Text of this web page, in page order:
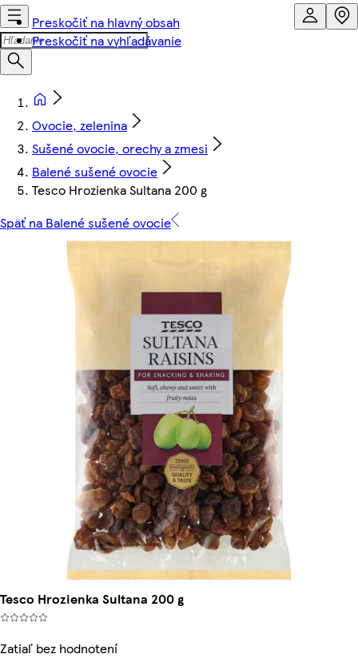
Preskočiť na hlavný obsah
Preskočiť na vyhľadávanie
Ovocie, zelenina
Sušené ovocie, orechy a zmesi
Balené sušené ovocie
Tesco Hrozienka Sultana 200 g
Späť na Balené sušené ovocie
Tesco Hrozienka Sultana 200 g
Zatiaľ bez hodnotení